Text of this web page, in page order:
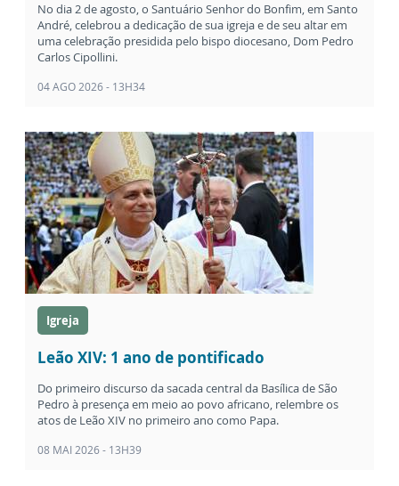
No dia 2 de agosto, o Santuário Senhor do Bonfim, em Santo
André, celebrou a dedicação de sua igreja e de seu altar em
uma celebração presidida pelo bispo diocesano, Dom Pedro
Carlos Cipollini.
04 AGO 2026 - 13H34
Igreja
Leão XIV: 1 ano de pontificado
Do primeiro discurso da sacada central da Basílica de São
Pedro à presença em meio ao povo africano, relembre os
atos de Leão XIV no primeiro ano como Papa.
08 MAI 2026 - 13H39